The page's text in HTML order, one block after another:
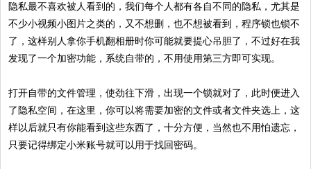
隐私最不喜欢被人看到的，我们每个人都有各自不同的隐私，尤其是
不少小视频小图片之类的，又不想删，也不想被看到，程序锁也锁不
了，这样别人拿你手机翻相册时你可能就要提心吊胆了，不过好在我
发现了一个加密功能，系统自带的，不用使用第三方即可实现。
打开自带的文件管理，使劲往下滑，出现一个锁就对了，此时便进入
了隐私空间，在这里，你可以将需要加密的文件或者文件夹选上，这
样以后就只有你能看到这些东西了，十分方便，当然也不用怕遗忘，
只要记得绑定小米账号就可以用于找回密码。